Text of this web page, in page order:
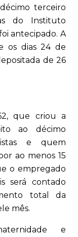
terceiro
do Instituto
antecipado. A
os dias 24 de
de 26
que criou a
ao décimo
e quem
ao menos 15
o empregado
será contado
total da
mês.
e